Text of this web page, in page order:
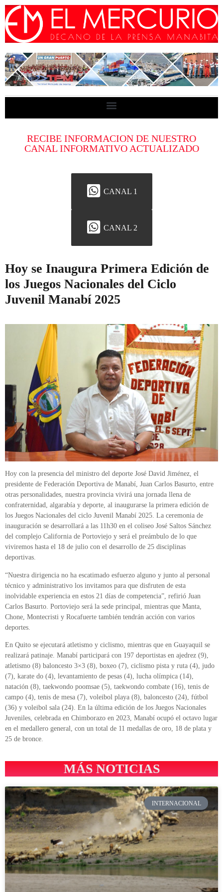
RECIBE INFORMACION DE NUESTRO
CANAL INFORMATIVO ACTUALIZADO
CANAL 1
CANAL 2
Hoy se Inaugura Primera Edición de
los Juegos Nacionales del Ciclo
Juvenil Manabí 2025
Hoy con la presencia del ministro del deporte José David Jiménez, el
presidente de Federación Deportiva de Manabí, Juan Carlos Basurto, entre
otras personalidades, nuestra provincia vivirá una jornada llena de
confraternidad, algarabía y deporte, al inaugurarse la primera edición de
los Juegos Nacionales del ciclo Juvenil Manabí 2025. La ceremonia de
inauguración se desarrollará a las 11h30 en el coliseo José Saltos Sánchez
del complejo California de Portoviejo y será el preámbulo de lo que
viviremos hasta el 18 de julio con el desarrollo de 25 disciplinas
deportivas.
“Nuestra dirigencia no ha escatimado esfuerzo alguno y junto al personal
técnico y administrativo los invitamos para que disfruten de esta
inolvidable experiencia en estos 21 días de competencia”, refirió Juan
Carlos Basurto. Portoviejo será la sede principal, mientras que Manta,
Chone, Montecristi y Rocafuerte también tendrán acción con varios
deportes.
En Quito se ejecutará atletismo y ciclismo, mientras que en Guayaquil se
realizará patinaje. Manabí participará con 197 deportistas en ajedrez (9),
atletismo (8) baloncesto 3×3 (8), boxeo (7), ciclismo pista y ruta (4), judo
(7), karate do (4), levantamiento de pesas (4), lucha olímpica (14),
natación (8), taekwondo poomsae (5), taekwondo combate (16), tenis de
campo (4), tenis de mesa (7), voleibol playa (8), baloncesto (24), fútbol
(36) y voleibol sala (24). En la última edición de los Juegos Nacionales
Juveniles, celebrada en Chimborazo en 2023, Manabí ocupó el octavo lugar
en el medallero general, con un total de 11 medallas de oro, 18 de plata y
25 de bronce.
MÁS NOTICIAS
INTERNACIONAL